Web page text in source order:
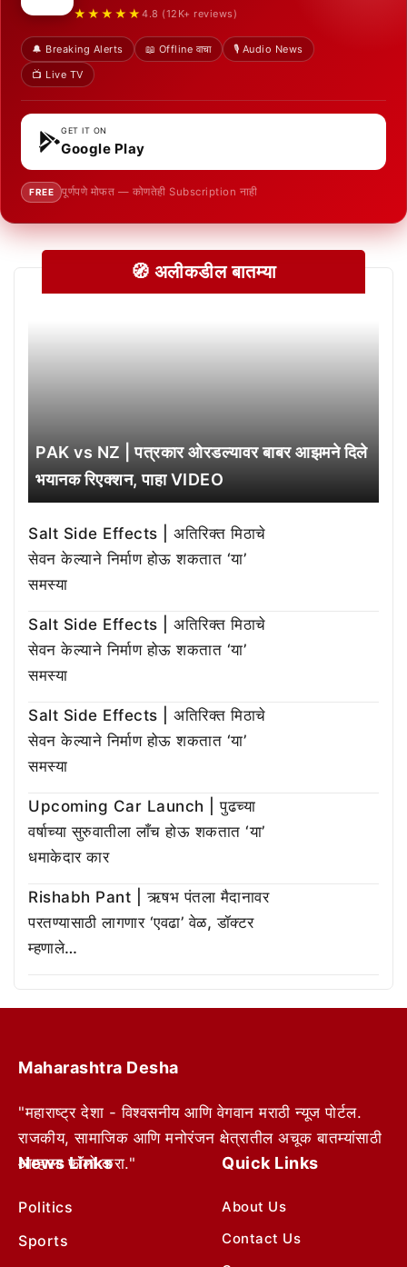
★★★★★ 4.8 (12K+ reviews)
🔔 Breaking Alerts 📖 Offline वाचा
🎙️ Audio News
📺 Live TV
GET IT ON
Google Play
FREE पूर्णपणे मोफत — कोणतेही Subscription नाही
🧭 अलीकडील बातम्या
PAK vs NZ | पत्रकार ओरडल्यावर बाबर आझमने दिले
भयानक रिएक्शन, पाहा VIDEO
Salt Side Effects | अतिरिक्त मिठाचे
सेवन केल्याने निर्माण होऊ शकतात ‘या’
समस्या
Salt Side Effects | अतिरिक्त मिठाचे
सेवन केल्याने निर्माण होऊ शकतात ‘या’
समस्या
Salt Side Effects | अतिरिक्त मिठाचे
सेवन केल्याने निर्माण होऊ शकतात ‘या’
समस्या
Upcoming Car Launch | पुढच्या
वर्षाच्या सुरुवातीला लाँच होऊ शकतात ‘या’
धमाकेदार कार
Rishabh Pant | ऋषभ पंतला मैदानावर
परतण्यासाठी लागणार ‘एवढा’ वेळ, डॉक्टर
म्हणाले…
Maharashtra Desha
"महाराष्ट्र देशा - विश्वसनीय आणि वेगवान मराठी न्यूज पोर्टल.
राजकीय, सामाजिक आणि मनोरंजन क्षेत्रातील अचूक बातम्यांसाठी
आम्हाला फॉलो करा."
News Links
Politics
Sports
Quick Links
About Us
Contact Us